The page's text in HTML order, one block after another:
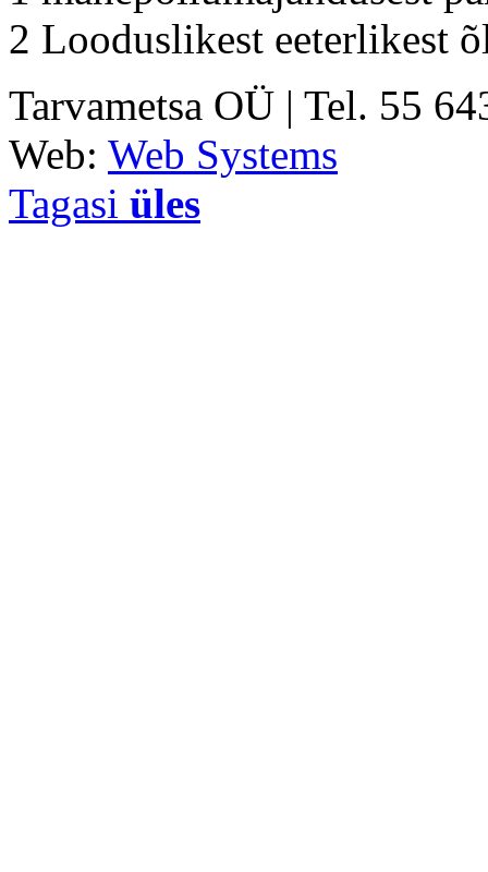
2 Looduslikest eeterlikest
Tarvametsa OÜ | Tel. 55
Web: Web Systems
Tagasi üles